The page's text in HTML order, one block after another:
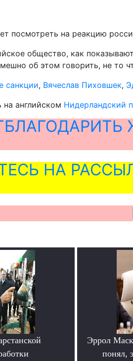
посмотреть на реакцию
общество, как
об этом говорить, не то
санкции, Вячеслав Пиховшек,
на английском Нидерландский
НА
Эррол
понял,